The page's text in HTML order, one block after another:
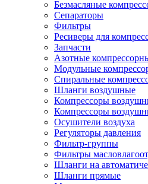
Безмасляные
Сепараторы
Фильтры
Ресиверы для
Запчасти
Азотные
Модульные
Спиральные
Шланги воздушные
Компрессоры
Компрессоры
Осушители воздуха
Регуляторы давления
Фильтр-группы
Фильтры
Шланги на
Шланги прямые